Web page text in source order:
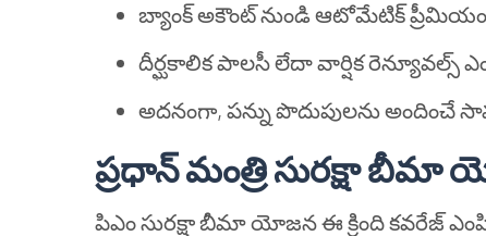
బ్యాంక్ అకౌంట్ నుండి ఆటోమేటిక్
దీర్ఘకాలిక పాలసీ లేదా వార్షిక రెన్యూవల్స్
అదనంగా, పన్ను పొదుపులను అందించే
ప్రధాన్ మంత్రి సురక్షా బీమా
పిఎం సురక్షా బీమా యోజన ఈ క్రింది కవరేజ్